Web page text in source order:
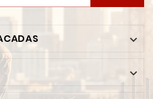

